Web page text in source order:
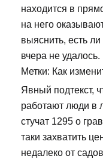
находится в
на него
выяснить, есть
вчера не
Метки: Как
Явный подтекст,
работают люди в
стучат 1295 о
таки захватить
недалеко от